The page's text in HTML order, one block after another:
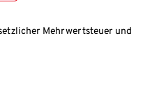
Mehrwertsteuer und